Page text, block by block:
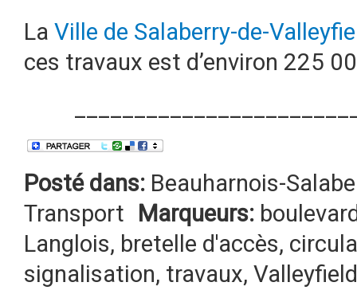
La Ville de Salaberry-de-
ces travaux est d’environ 225
Posté dans: Beauharnois-
Transport Marqueurs:
Langlois, bretelle d'accès,
signalisation, travaux, Valleyfield